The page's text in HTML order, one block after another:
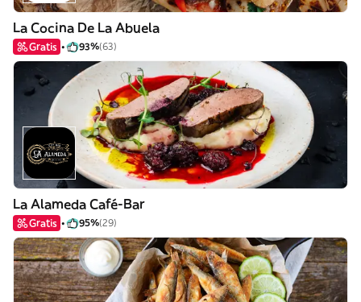
La Cocina De La Abuela
Gratis 93%(63)
La Alameda Café-Bar
Gratis 95%(29)